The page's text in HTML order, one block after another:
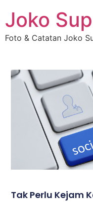
Joko
Foto & Catatan Joko
Tak Perlu Kejam